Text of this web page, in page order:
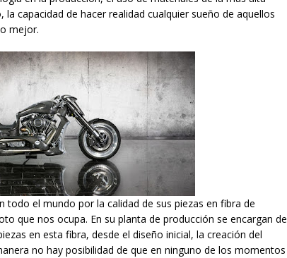
capacidad de hacer realidad cualquier sueño de aquellos
mejor.
todo el mundo por la calidad de sus piezas en fibra de
que nos ocupa. En su planta de producción se encargan de
en esta fibra, desde el diseño inicial, la creación del
no hay posibilidad de que en ninguno de los momentos